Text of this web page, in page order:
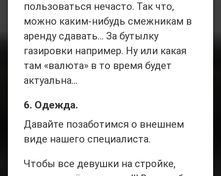
пользоваться нечасто. Так что,
можно каким-нибудь смежникам в
аренду сдавать… За бутылку
газировки например. Ну или какая
там «валюта» в то время будет
актуальна…
6. Одежда.
Давайте позаботимся о внешнем
виде нашего специалиста.
Чтобы все девушки на стройке,